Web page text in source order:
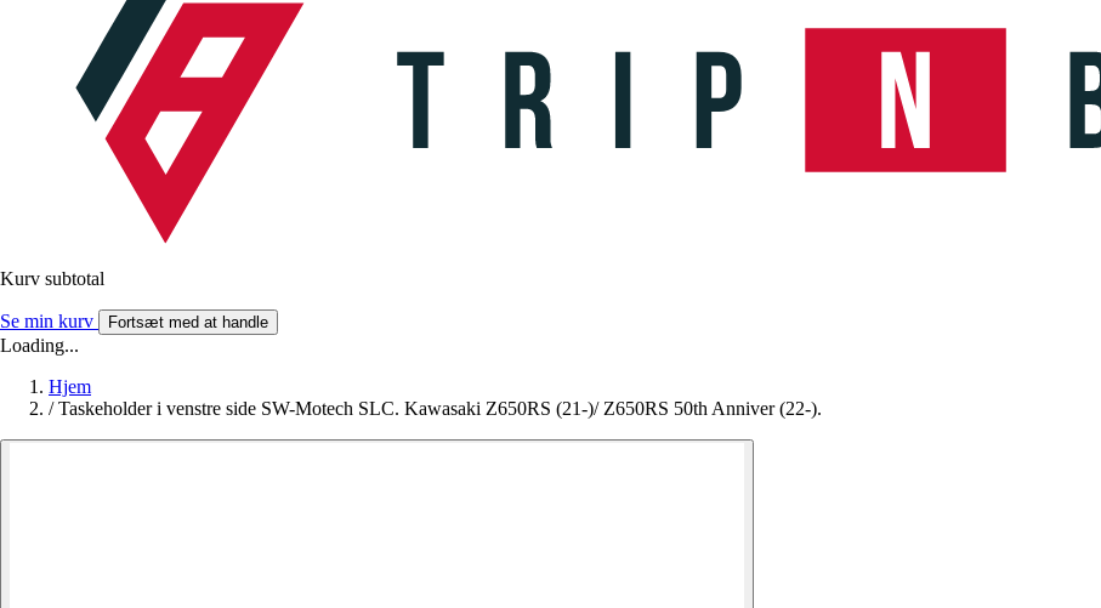
Kurv subtotal
Se min kurv Fortsæt med at handle
Loading...
Hjem
/ Taskeholder i venstre side SW-Motech SLC. Kawasaki Z650RS (21-)/ Z650RS 50th Anniver (22-).